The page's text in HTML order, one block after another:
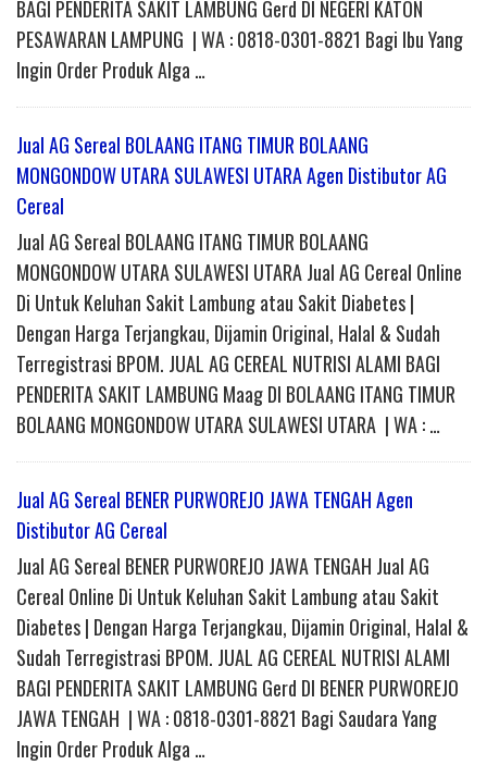
BAGI PENDERITA SAKIT LAMBUNG Gerd DI NEGERI KATON
PESAWARAN LAMPUNG | WA : 0818-0301-8821 Bagi Ibu Yang
Ingin Order Produk Alga …
Jual AG Sereal BOLAANG ITANG TIMUR BOLAANG
MONGONDOW UTARA SULAWESI UTARA Agen Distibutor AG
Cereal
Jual AG Sereal BOLAANG ITANG TIMUR BOLAANG
MONGONDOW UTARA SULAWESI UTARA Jual AG Cereal Online
Di Untuk Keluhan Sakit Lambung atau Sakit Diabetes |
Dengan Harga Terjangkau, Dijamin Original, Halal & Sudah
Terregistrasi BPOM. JUAL AG CEREAL NUTRISI ALAMI BAGI
PENDERITA SAKIT LAMBUNG Maag DI BOLAANG ITANG TIMUR
BOLAANG MONGONDOW UTARA SULAWESI UTARA | WA : …
Jual AG Sereal BENER PURWOREJO JAWA TENGAH Agen
Distibutor AG Cereal
Jual AG Sereal BENER PURWOREJO JAWA TENGAH Jual AG
Cereal Online Di Untuk Keluhan Sakit Lambung atau Sakit
Diabetes | Dengan Harga Terjangkau, Dijamin Original, Halal &
Sudah Terregistrasi BPOM. JUAL AG CEREAL NUTRISI ALAMI
BAGI PENDERITA SAKIT LAMBUNG Gerd DI BENER PURWOREJO
JAWA TENGAH | WA : 0818-0301-8821 Bagi Saudara Yang
Ingin Order Produk Alga …